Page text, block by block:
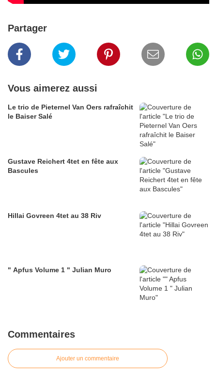
Partager
Vous aimerez aussi
Le trio de Pieternel Van Oers rafraîchit
le Baiser Salé
Gustave Reichert 4tet en fête aux
Bascules
Hillai Govreen 4tet au 38 Riv
" Apfus Volume 1 " Julian Muro
Commentaires
Ajouter un commentaire